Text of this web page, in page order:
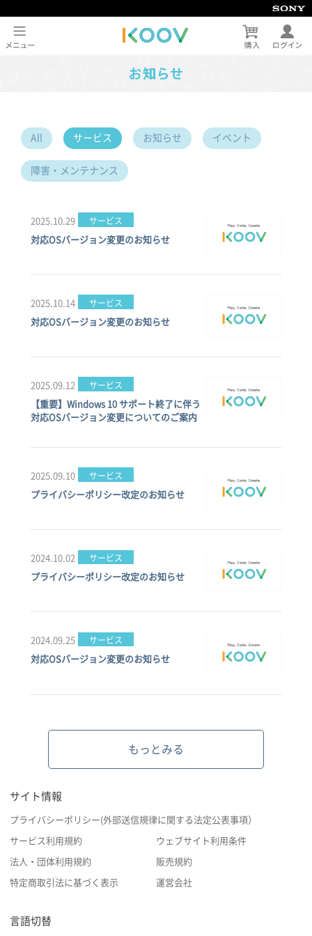
All サービス お知らせ イベント
障害・メンテナンス
2025.10.29 サービス
対応OSバージョン変更のお知らせ
2025.10.14 サービス
対応OSバージョン変更のお知らせ
2025.09.12 サービス
【重要】Windows 10 サポート終了に伴う
対応OSバージョン変更についてのご案内
2025.09.10 サービス
プライバシーポリシー改定のお知らせ
2024.10.02 サービス
プライバシーポリシー改定のお知らせ
2024.09.25 サービス
対応OSバージョン変更のお知らせ
もっとみる
サイト情報
プライバシーポリシー(外部送信規律に関する法定公表事項）
サービス利用規約 ウェブサイト利用条件
法人・団体利用規約 販売規約
特定商取引法に基づく表示 運営会社
言語切替